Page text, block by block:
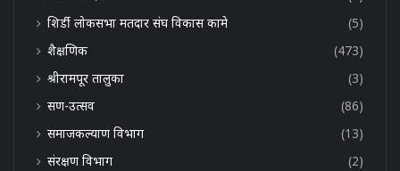
शिर्डी लोकसभा मतदार संघ विकास कामे
(5)
शैक्षणिक
(473)
श्रीरामपूर तालुका
(3)
सण-उत्सव
(86)
समाजकल्याण विभाग
(13)
संरक्षण विभाग
(2)